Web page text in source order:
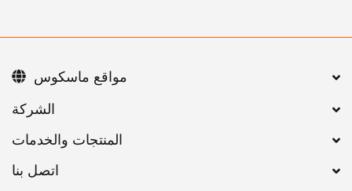
اتصل بنا
مواقع ماسكوس